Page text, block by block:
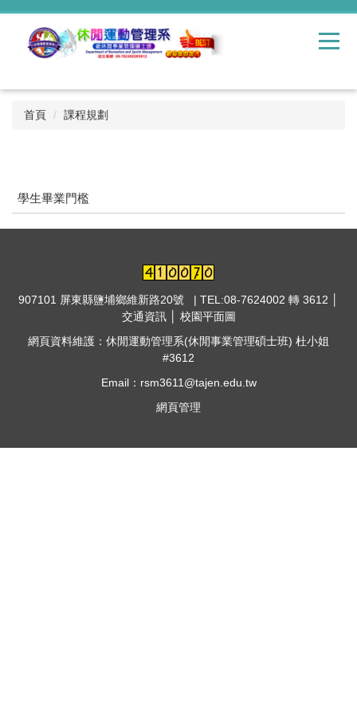
跳
容
首頁 課程規劃
學生畢業門檻
907101 屏東縣鹽埔鄉維新路20號 | TEL:08-7624002 轉 3612 │
交通資訊│ 校園平面圖
網頁資料維護：休閒運動管理系(休閒事業管理碩士班) 杜小姐
#3612
Email：rsm3611@tajen.edu.tw
網頁管理